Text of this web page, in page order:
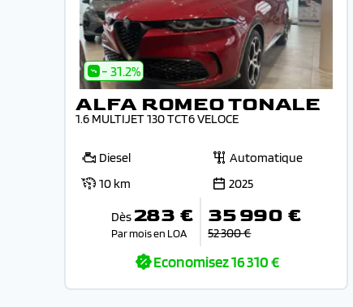
- 31.2%
ALFA ROMEO TONALE
1.6 MULTIJET 130 TCT6 VELOCE
Diesel
Automatique
10 km
2025
Dès 283 €
Par mois en LOA
35 990 €
52 300 €
Economisez16 310 €